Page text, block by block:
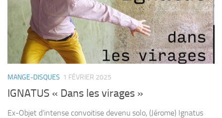
MANGE-DISQUES 1 FÉVRIER 2025
IGNATUS « Dans les virages »
Ex-Objet d’intense convoitise devenu solo, (Jérome) Ignatus